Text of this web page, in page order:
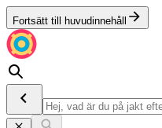
Fortsätt till huvudinnehåll